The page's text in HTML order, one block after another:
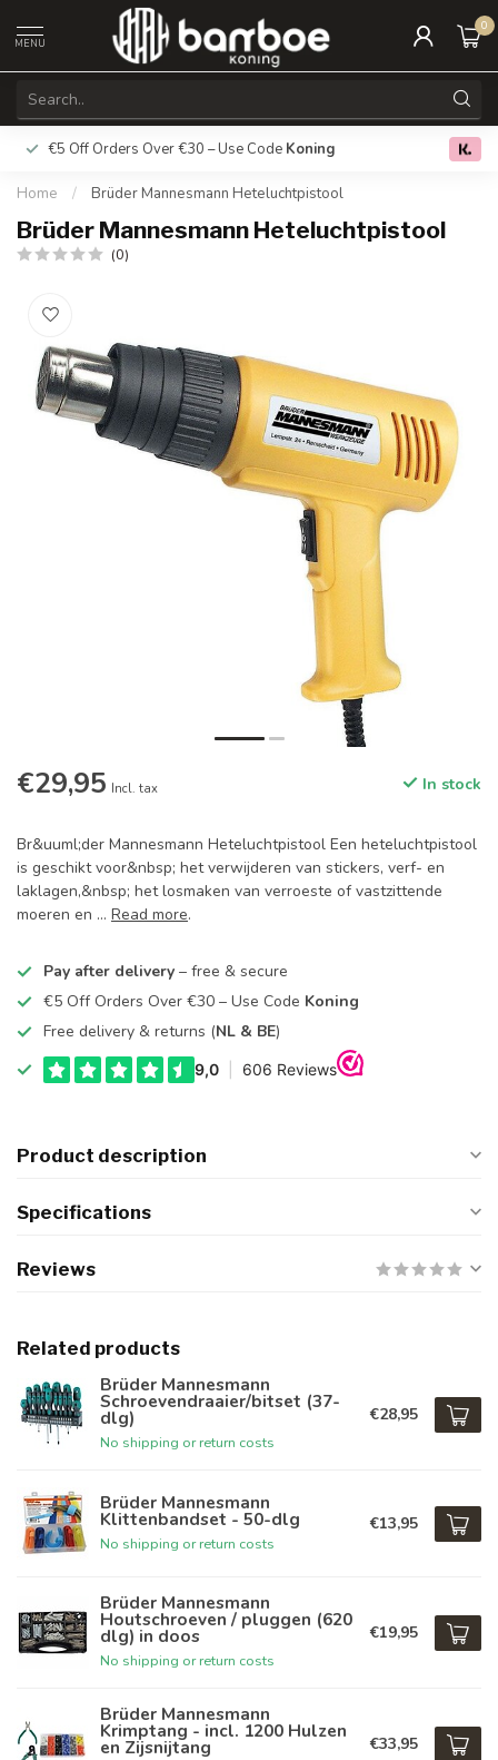
MENU
0
€5 Off Orders Over €30 – Use Code Koning Free
Home / Brüder Mannesmann Heteluchtpistool
Brüder Mannesmann Heteluchtpistool
(0)
€29,95 Incl. tax In stock
Br&uuml;der Mannesmann Heteluchtpistool Een heteluchtpistool
is geschikt voor&nbsp; het verwijderen van stickers, verf- en
laklagen,&nbsp; het losmaken van verroeste of vastzittende
moeren en ... Read more.
Pay after delivery – free & secure
€5 Off Orders Over €30 – Use Code Koning
Free delivery & returns (NL & BE)
Product description
Specifications
Reviews
Related products
Brüder Mannesmann
Schroevendraaier/bitset (37-
dlg)
No shipping or return costs
€28,95
Brüder Mannesmann
Klittenbandset - 50-dlg
No shipping or return costs
€13,95
Brüder Mannesmann
Houtschroeven / pluggen (620
dlg) in doos
No shipping or return costs
€19,95
Brüder Mannesmann
Krimptang - incl. 1200 Hulzen
en Zijsnijtang €33,95